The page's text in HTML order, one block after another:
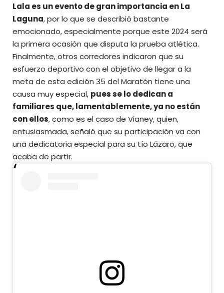
Lala es un evento de gran importancia en La
Laguna, por lo que se describió bastante
emocionado, especialmente porque este 2024 será
la primera ocasión que disputa la prueba atlética.
Finalmente, otros corredores indicaron que su
esfuerzo deportivo con el objetivo de llegar a la
meta de esta edición 35 del Maratón tiene una
causa muy especial, pues se lo dedican a
familiares que, lamentablemente, ya no están
con ellos, como es el caso de Vianey, quien,
entusiasmada, señaló que su participación va con
una dedicatoria especial para su tío Lázaro, que
acaba de partir.